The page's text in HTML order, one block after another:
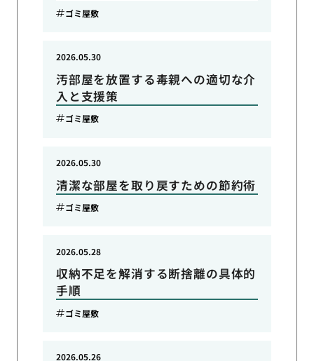
ゴミ屋敷
汚部屋を放置する毒親への適切な介
入と支援策
2026.05.30
ゴミ屋敷
清潔な部屋を取り戻すための節約術
2026.05.30
ゴミ屋敷
収納不足を解消する断捨離の具体的
手順
2026.05.28
ゴミ屋敷
2026.05.26